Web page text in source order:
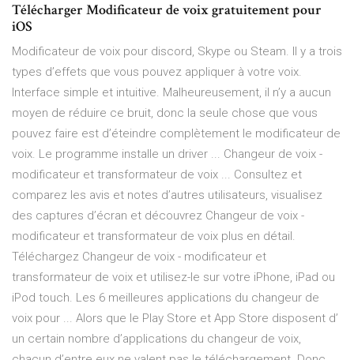
Télécharger Modificateur de voix gratuitement pour
iOS
Modificateur de voix pour discord, Skype ou Steam. Il y a trois
types d’effets que vous pouvez appliquer à votre voix.
Interface simple et intuitive. Malheureusement, il n’y a aucun
moyen de réduire ce bruit, donc la seule chose que vous
pouvez faire est d’éteindre complètement le modificateur de
voix. Le programme installe un driver ... ‎Changeur de voix -
modificateur et transformateur de voix ... ‎Consultez et
comparez les avis et notes d’autres utilisateurs, visualisez
des captures d’écran et découvrez Changeur de voix -
modificateur et transformateur de voix plus en détail.
Téléchargez Changeur de voix - modificateur et
transformateur de voix et utilisez-le sur votre iPhone, iPad ou
iPod touch. Les 6 meilleures applications du changeur de
voix pour ... Alors que le Play Store et App Store disposent d’
un certain nombre d’applications du changeur de voix,